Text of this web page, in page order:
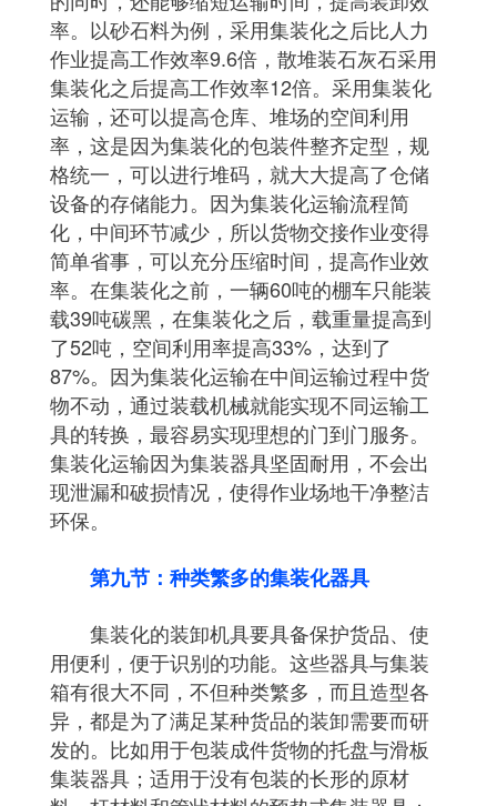
率。以砂石料为例，采用集装化之后比人力
作业提高工作效率9.6倍，散堆装石灰石采用
集装化之后提高工作效率12倍。采用集装化
运输，还可以提高仓库、堆场的空间利用
率，这是因为集装化的包装件整齐定型，规
格统一，可以进行堆码，就大大提高了仓储
设备的存储能力。因为集装化运输流程简
化，中间环节减少，所以货物交接作业变得
简单省事，可以充分压缩时间，提高作业效
率。在集装化之前，一辆60吨的棚车只能装
载39吨碳黑，在集装化之后，载重量提高到
了52吨，空间利用率提高33%，达到了
87%。因为集装化运输在中间运输过程中货
物不动，通过装载机械就能实现不同运输工
具的转换，最容易实现理想的门到门服务。
集装化运输因为集装器具坚固耐用，不会出
现泄漏和破损情况，使得作业场地干净整洁
环保。
第九节：种类繁多的集装化器具
集装化的装卸机具要具备保护货品、使
用便利，便于识别的功能。这些器具与集装
箱有很大不同，不但种类繁多，而且造型各
异，都是为了满足某种货品的装卸需要而研
发的。比如用于包装成件货物的托盘与滑板
集装器具；适用于没有包装的长形的原材